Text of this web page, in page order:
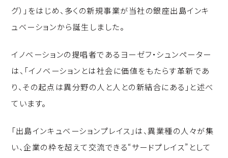
グ）」をはじめ、多くの新規事業が当社の銀座出島インキ
ュベーションから誕生しました。
イノベーションの提唱者であるヨーゼフ・シュンペーター
は、「イノベーションとは社会に価値をもたらす革新であ
り、その起点は異分野の人と人との新結合にある」と述べ
ています。
「出島インキュベーションプレイス」は、異業種の人々が集
い、企業の枠を超えて交流できる“サードプレイス”として